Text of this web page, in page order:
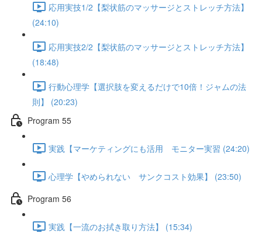
応用実技1/2【梨状筋のマッサージとストレッチ方法】
(24:10)
応用実技2/2【梨状筋のマッサージとストレッチ方法】
(18:48)
行動心理学【選択肢を変えるだけで10倍！ジャムの法
則】 (20:23)
Program 55
実践【マーケティングにも活用 モニター実習 (24:20)
心理学【やめられない サンクコスト効果】 (23:50)
Program 56
実践【一流のお拭き取り方法】 (15:34)